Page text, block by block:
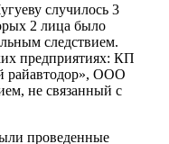
случилось 3
2 лица было
следствием.
предприятиях: КП
райавтодор», ООО
не связанный с
проведенные